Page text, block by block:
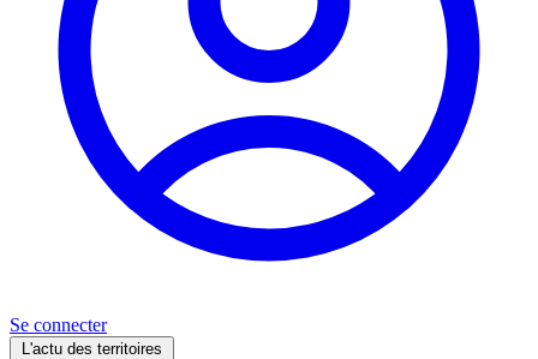
Se connecter
L'actu des territoires